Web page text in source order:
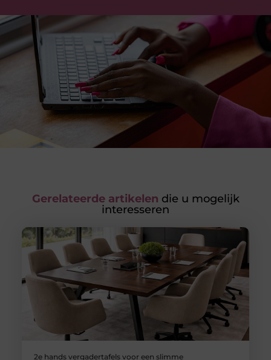
Gerelateerde artikelen die u mogelijk
interesseren
2e hands vergadertafels voor een slimme